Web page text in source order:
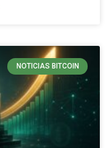
NOTICIAS BITCOIN